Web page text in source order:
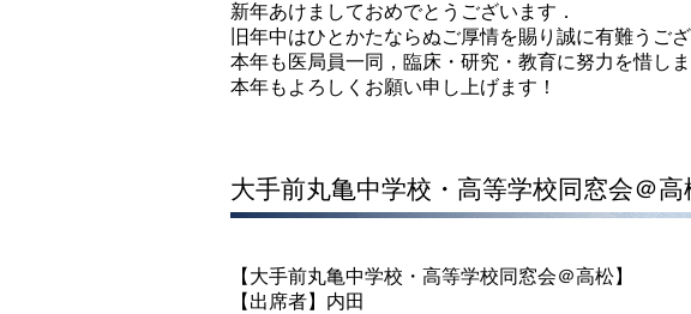
新年あけましておめでとうございます．
旧年中はひとかたならぬご厚情を賜り誠に有難うござ
本年も医局員一同，臨床・研究・教育に努力を惜し
本年もよろしくお願い申し上げます！
大手前丸亀中学校・高等学校同窓会＠高
【大手前丸亀中学校・高等学校同窓会＠高松】
【出席者】内田